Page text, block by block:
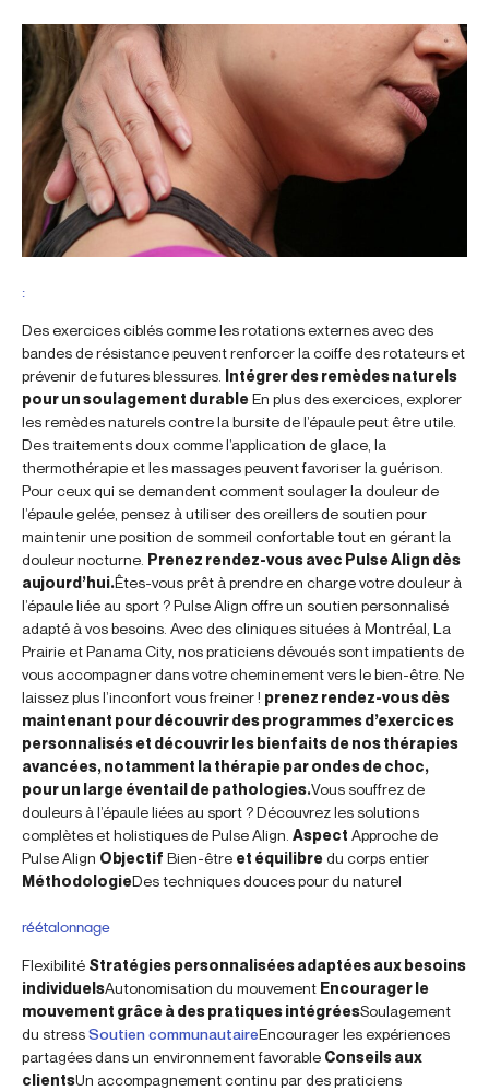
:
Des exercices ciblés comme les rotations externes avec des
bandes de résistance peuvent renforcer la coiffe des rotateurs et
prévenir de futures blessures. Intégrer des remèdes naturels
pour un soulagement durableEn plus des exercices, explorer
les remèdes naturels contre la bursite de l’épaule peut être utile.
Des traitements doux comme l’application de glace, la
thermothérapie et les massages peuvent favoriser la guérison.
Pour ceux qui se demandent comment soulager la douleur de
l’épaule gelée, pensez à utiliser des oreillers de soutien pour
maintenir une position de sommeil confortable tout en gérant la
douleur nocturne. Prenez rendez-vous avec Pulse Align dès
aujourd’hui.Êtes-vous prêt à prendre en charge votre douleur à
l’épaule liée au sport ? Pulse Align offre un soutien personnalisé
adapté à vos besoins. Avec des cliniques situées à Montréal, La
Prairie et Panama City, nos praticiens dévoués sont impatients de
vous accompagner dans votre cheminement vers le bien-être. Ne
laissez plus l’inconfort vous freiner ! prenez rendez-vous dès
maintenant pour découvrir des programmes d’exercices
personnalisés et découvrir les bienfaits de nos thérapies
avancées, notamment la thérapie par ondes de choc,
pour un large éventail de pathologies.Vous souffrez de
douleurs à l’épaule liées au sport ? Découvrez les solutions
complètes et holistiques de Pulse Align. Aspect Approche de
Pulse Align Objectif Bien-être et équilibredu corps entier
MéthodologieDes techniques douces pour du naturel
réétalonnage
Flexibilité Stratégies personnalisées adaptées aux besoins
individuelsAutonomisation du mouvement Encourager le
mouvement grâce à des pratiques intégréesSoulagement
du stressSoutien communautaireEncourager les expériences
partagées dans un environnement favorable Conseils aux
clientsUn accompagnement continu par des praticiens